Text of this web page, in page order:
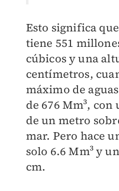
Esto significa
tiene 551
cúbicos y una
centímetros,
máximo de
de 676 Mm³,
de un metro
mar. Pero hace
solo 6.6 Mm³ y
cm.